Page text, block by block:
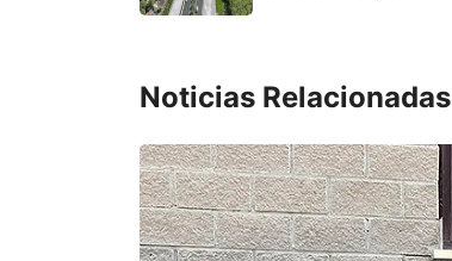
Noticias Relacionadas